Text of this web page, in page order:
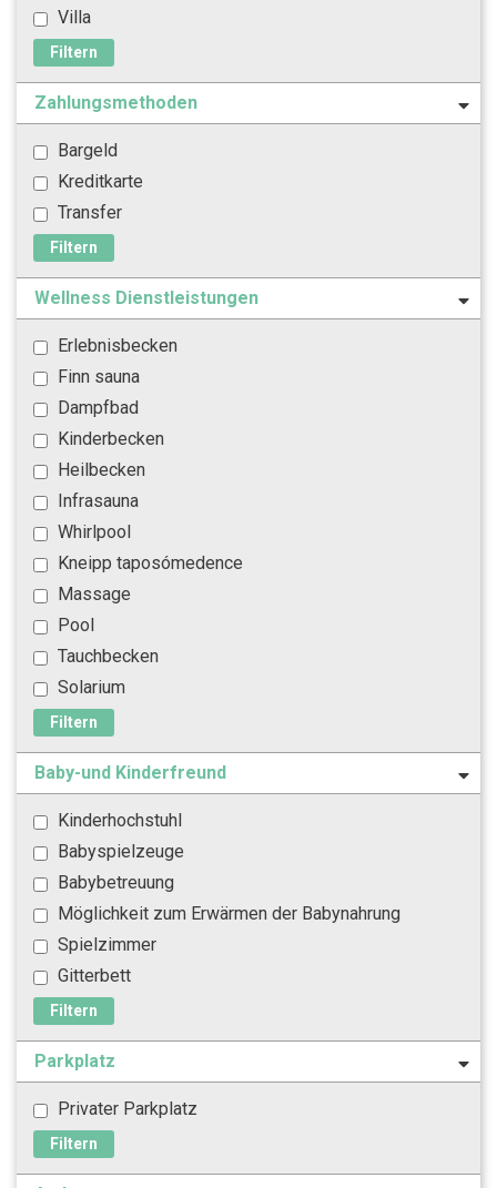
Villa
Filtern
Zahlungsmethoden
Bargeld
Kreditkarte
Transfer
Filtern
Wellness Dienstleistungen
Erlebnisbecken
Finn sauna
Dampfbad
Kinderbecken
Heilbecken
Infrasauna
Whirlpool
Kneipp taposómedence
Massage
Pool
Tauchbecken
Solarium
Filtern
Baby-und Kinderfreund
Kinderhochstuhl
Babyspielzeuge
Babybetreuung
Möglichkeit zum Erwärmen der Babynahrung
Spielzimmer
Gitterbett
Filtern
Parkplatz
Privater Parkplatz
Filtern